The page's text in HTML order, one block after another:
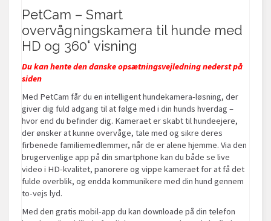
PetCam – Smart
overvågningskamera til hunde med
HD og 360° visning
Du kan hente den danske opsætningsvejledning nederst på
siden
Med PetCam får du en intelligent hundekamera-løsning, der
giver dig fuld adgang til at følge med i din hunds hverdag –
hvor end du befinder dig. Kameraet er skabt til hundeejere,
der ønsker at kunne overvåge, tale med og sikre deres
firbenede familiemedlemmer, når de er alene hjemme. Via den
brugervenlige app på din smartphone kan du både se live
video i HD-kvalitet, panorere og vippe kameraet for at få det
fulde overblik, og endda kommunikere med din hund gennem
to-vejs lyd.
Med den gratis mobil-app du kan downloade på din telefon